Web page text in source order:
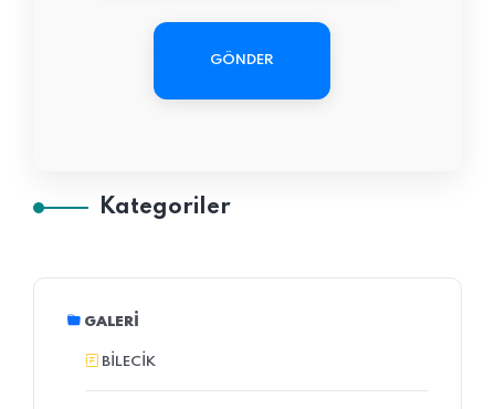
GÖNDER
Kategoriler
GALERI
BILECIK